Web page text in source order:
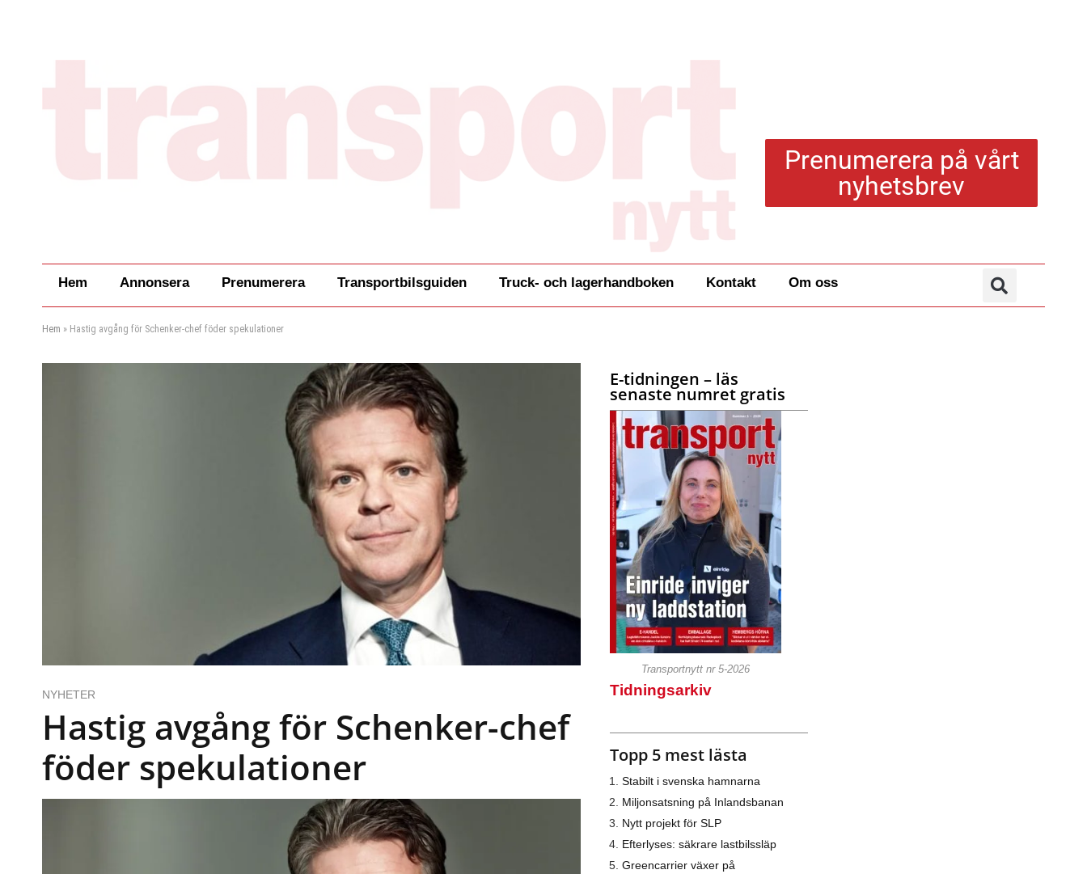
Prenumerera på vårt
nyhetsbrev
Hem Annonsera Prenumerera Transportbilsguiden Truck- och lagerhandboken Kontakt Om oss
Hem » Hastig avgång för Schenker-chef föder spekulationer
NYHETER
Hastig avgång för Schenker-chef
föder spekulationer
E-tidningen – läs
senaste numret gratis
Transportnytt nr 5-2026
Tidningsarkiv
Topp 5 mest lästa
Stabilt i svenska hamnarna
Miljonsatsning på Inlandsbanan
Nytt projekt för SLP
Efterlyses: säkrare lastbilssläp
Greencarrier växer på